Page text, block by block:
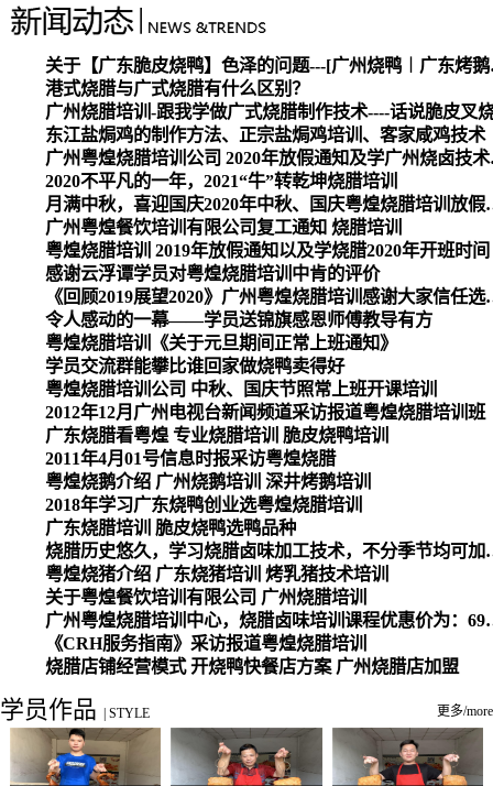
关于【广
港式烧腊与广式烧腊有什么区别？
广州烧腊培训-跟我学做广式烧腊制作技术----话说脆皮叉
东江盐焗鸡的制作方法、正宗盐焗鸡培训、客家咸鸡技术
广州粤煌
2020不平凡的一年，2021“牛”转乾坤烧腊培训
月满中秋，喜迎
广州粤煌餐饮培训有限公司复工通知 烧腊培训
粤煌烧腊培训 2019年放假通知以及学烧腊2020年开班时间
感谢云浮谭学员对粤煌烧腊培训中肯的评价
《回顾2019展望
令人感动的一幕——学员送锦旗感恩师傅教导有方
粤煌烧腊培训《关于元旦期间正常上班通知》
学员交流群能攀比谁回家做烧鸭卖得好
粤煌烧腊培训公司 中秋、国庆节照常上班开课培训
2012年12月广州电视台新闻频道采访报道粤煌烧腊培训班
广东烧腊看粤煌 专业烧腊培训 脆皮烧鸭培训
2011年4月01号信息时报采访粤煌烧腊
粤煌烧鹅介绍 广州烧鹅培训 深井烤鹅培训
2018年学习广东烧鸭创业选粤煌烧腊培训
广东烧腊培训 脆皮烧鸭选鸭品种
烧腊历史悠久，学习
粤煌烧猪介绍 广东烧猪培训 烤乳猪技术培训
关于粤煌餐饮培训有限公司 广州烧腊培训
广州粤煌烧腊培训中心，烧腊卤味培训课程优惠价为：6980元
《CRH服务指南》采访报道粤煌烧腊培训
烧腊店铺经营模式 开烧鸭快餐店方案 广州烧腊店加盟
学员作品 STYLE 更多/more